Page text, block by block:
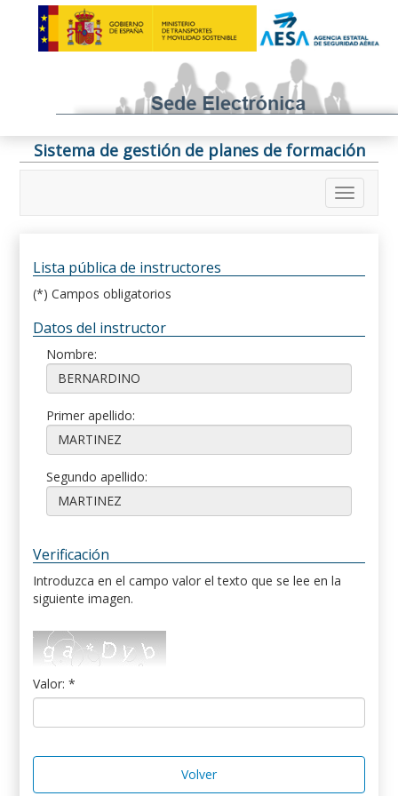
Sistema de gestión de planes de formación
Lista pública de instructores
(*) Campos obligatorios
Datos del instructor
Nombre:
Primer apellido:
Segundo apellido:
Verificación
Introduzca en el campo valor el texto que se lee en la
siguiente imagen.
Valor: *
Volver